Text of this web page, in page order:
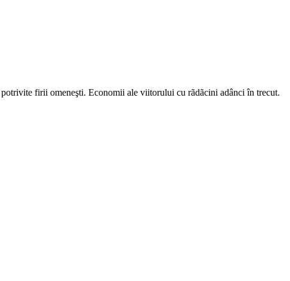
firii omeneşti. Economii ale viitorului cu rãdãcini adânci în trecut.